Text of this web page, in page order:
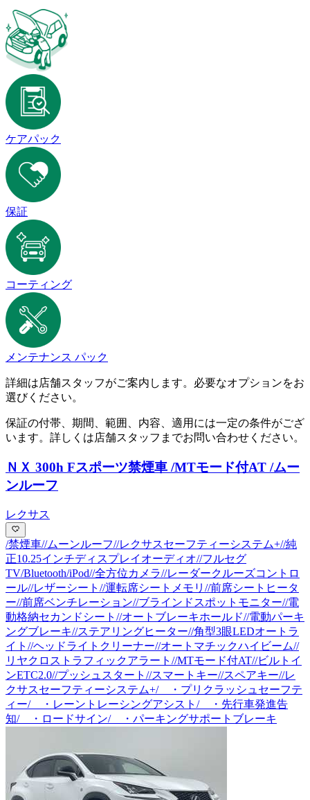
ケアパック
保証
コーティング
メンテナンス パック
詳細は店舗スタッフがご案内します。必要なオプションをお
選びください。
保証の付帯、期間、範囲、内容、適用には一定の条件がござ
います。詳しくは店舗スタッフまでお問い合わせください。
ＮＸ 300h Fスポーツ禁煙車 /MTモード付AT /ムー
ンルーフ
レクサス
/禁煙車//ムーンルーフ//レクサスセーフティーシステム+//純
正10.25インチディスプレイオーディオ//フルセグ
TV/Bluetooth/iPod//全方位カメラ//レーダークルーズコントロ
ール//レザーシート//運転席シートメモリ//前席シートヒータ
ー//前席ベンチレーション//ブラインドスポットモニター//電
動格納セカンドシート//オートブレーキホールド//電動パーキ
ングブレーキ//ステアリングヒーター//角型3眼LEDオートラ
イト//ヘッドライトクリーナー//オートマチックハイビーム//
リヤクロストラフィックアラート//MTモード付AT//ビルトイ
ンETC2.0//プッシュスタート//スマートキー//スペアキー//レ
クサスセーフティーシステム+/ ・プリクラッシュセーフテ
ィー/ ・レーントレーシングアシスト/ ・先行車発進告
知/ ・ロードサイン/ ・パーキングサポートブレーキ